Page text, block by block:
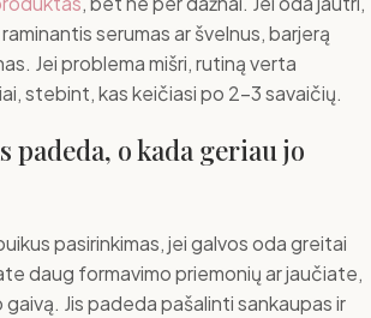
serumas ar švelnus, barjerą
Jei problema mišri, rutiną verta
stebint, kas keičiasi po 2-3 savaičių.
padeda, o kada geriau jo
pasirinkimas, jei galvos oda greitai
daug formavimo priemonių ar jaučiate,
Jis padeda pašalinti sankaupas ir